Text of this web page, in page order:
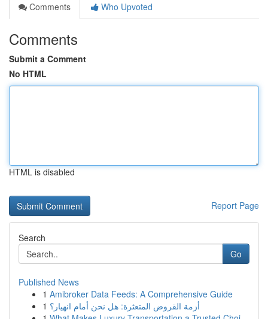
Comments
Who Upvoted
Comments
Submit a Comment
No HTML
HTML is disabled
Report Page
Search
Go
Published News
1 Amibroker Data Feeds: A Comprehensive Guide
1 أزمة القروض المتعثرة: هل نحن أمام انهيار؟